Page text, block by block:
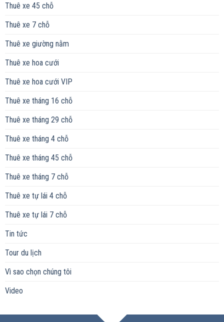
Thuê xe 45 chỗ
Thuê xe 7 chỗ
Thuê xe giường nằm
Thuê xe hoa cưới
Thuê xe hoa cưới VIP
Thuê xe tháng 16 chỗ
Thuê xe tháng 29 chỗ
Thuê xe tháng 4 chỗ
Thuê xe tháng 45 chỗ
Thuê xe tháng 7 chỗ
Thuê xe tự lái 4 chỗ
Thuê xe tự lái 7 chỗ
Tin tức
Tour du lịch
Vì sao chọn chúng tôi
Video